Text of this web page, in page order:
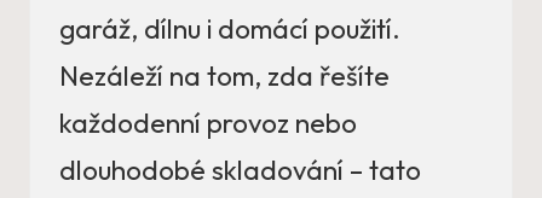
garáž, dílnu i domácí použití.
Nezáleží na tom, zda řešíte
každodenní provoz nebo
dlouhodobé skladování – tato